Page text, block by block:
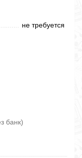
не требуется
банк)